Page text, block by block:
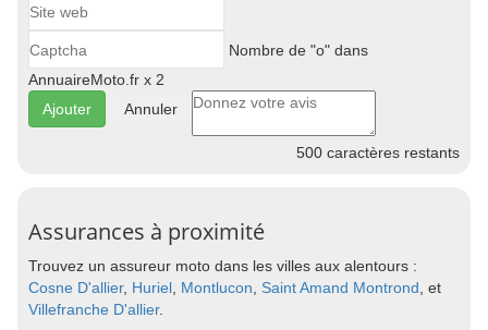
Nombre de "o" dans
AnnuaireMoto.fr x 2
Annuler
500 caractères restants
Assurances à proximité
Trouvez un assureur moto dans les villes aux alentours :
Cosne D'allier, Huriel Montlucon Saint Amand Montrond , et
Villefranche D'allier.